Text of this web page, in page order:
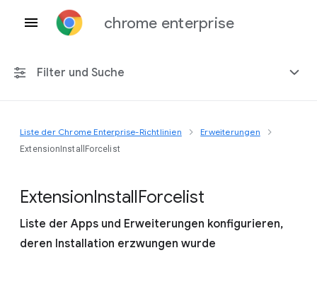
chrome enterprise
Filter und Suche
Alle Plattformen
Einschließlich eingestellter Richtlinien
Liste der Chrome Enterprise-Richtlinien Erweiterungen
ExtensionInstallForcelist
ExtensionInstallForcelist
Liste der Apps und Erweiterungen konfigurieren,
deren Installation erzwungen wurde